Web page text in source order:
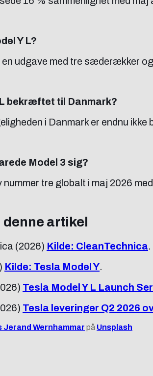
Y L?
en udgave med tre sæderækker
L bekræftet til Danmark?
i Danmark er endnu
Model 3 sig?
nummer tre globalt i maj 2026
artikel
(2026) Kilde: CleanTechnica.
Kilde: Tesla Model Y.
Tesla Model Y L Launch
Tesla leveringer Q2 2026
Jerand Wernhammar på Unsplash